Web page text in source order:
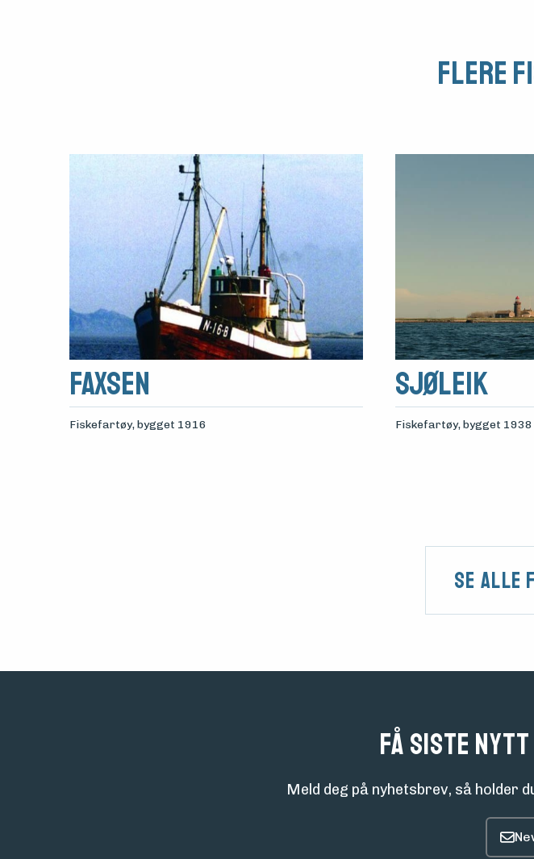
Flere
Faxsen
Fiskefartøy, bygget 1916
Sjøleik
Fiskefartøy, bygget 1938
Se alle
Få siste
Meld deg på nyhetsbrev, så holder